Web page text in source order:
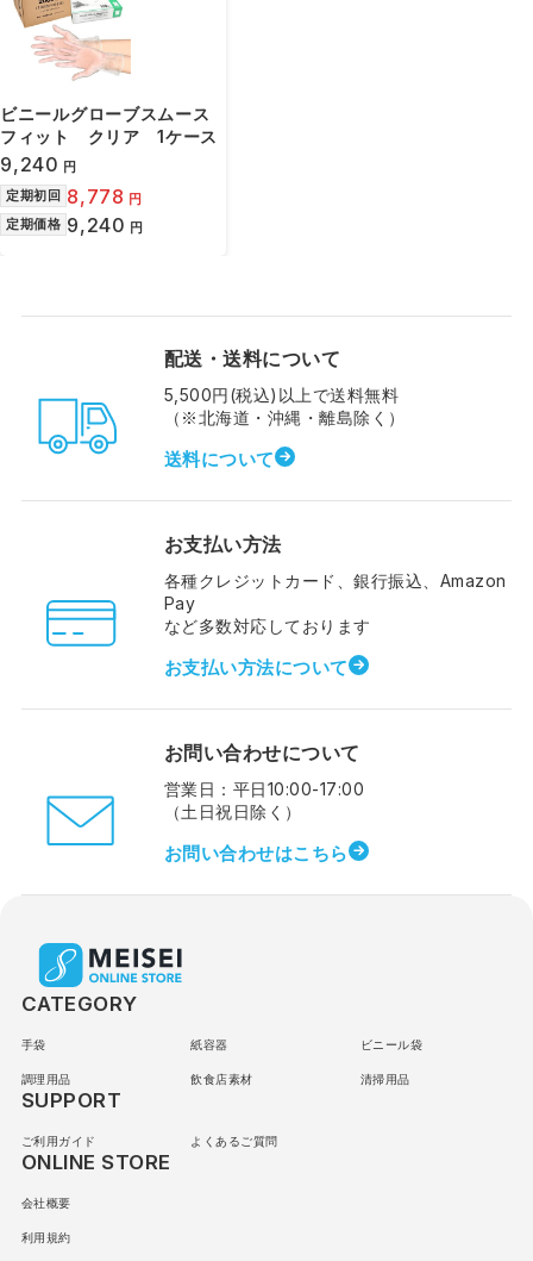
ビニールグローブスムース
フィット クリア 1ケース
9,240 円
定期初回 8,778 円
定期価格 9,240 円
配送・送料について
5,500円(税込)以上で送料無料
（※北海道・沖縄・離島除く）
送料について
お支払い方法
各種クレジットカード、銀行振込、Amazon
Pay
など多数対応しております
お支払い方法について
お問い合わせについて
営業日：平日10:00-17:00
（土日祝日除く）
お問い合わせはこちら
CATEGORY
手袋 紙容器 ビニール袋
調理用品 飲食店素材 清掃用品
SUPPORT
ご利用ガイド よくあるご質問
ONLINE STORE
会社概要
利用規約